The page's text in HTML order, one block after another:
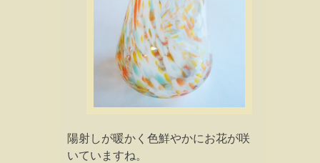
陽射しが暖かく色鮮やかにお花が咲
いていますね。